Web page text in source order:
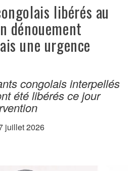
libérés au
dénouement
une urgence
congolais interpellés
été libérés ce jour
juillet 2026